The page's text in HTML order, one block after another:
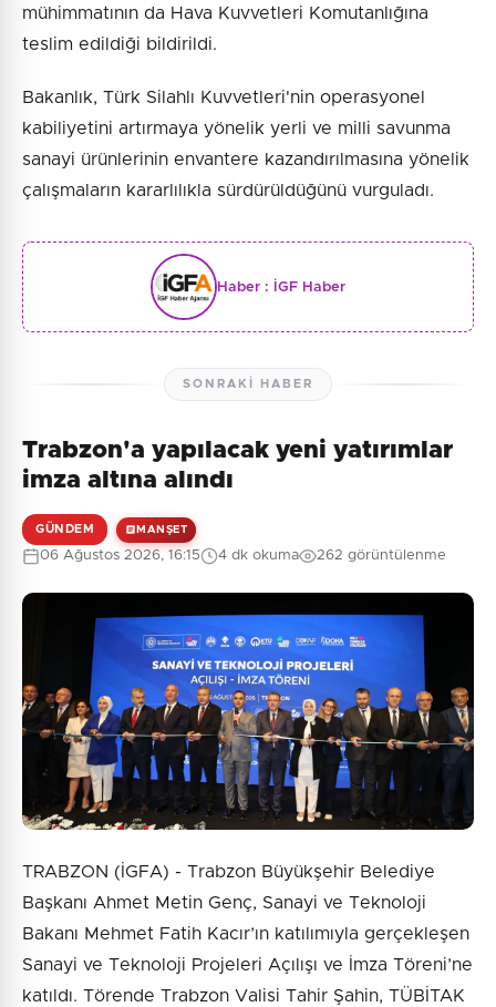
mühimmatının da Hava Kuvvetleri Komutanlığına
teslim edildiği bildirildi.
Bakanlık, Türk Silahlı Kuvvetleri'nin operasyonel
kabiliyetini artırmaya yönelik yerli ve milli savunma
sanayi ürünlerinin envantere kazandırılmasına yönelik
çalışmaların kararlılıkla sürdürüldüğünü vurguladı.
Haber : İGF Haber
SONRAKI HABER
Trabzon'a yapılacak yeni yatırımlar
imza altına alındı
GÜNDEM MANŞET
06 Ağustos 2026, 16:15 4 dk okuma 262 görüntülenme
TRABZON (İGFA) - Trabzon Büyükşehir Belediye
Başkanı Ahmet Metin Genç, Sanayi ve Teknoloji
Bakanı Mehmet Fatih Kacır’ın katılımıyla gerçekleşen
Sanayi ve Teknoloji Projeleri Açılışı ve İmza Töreni’ne
katıldı. Törende Trabzon Valisi Tahir Şahin, TÜBİTAK